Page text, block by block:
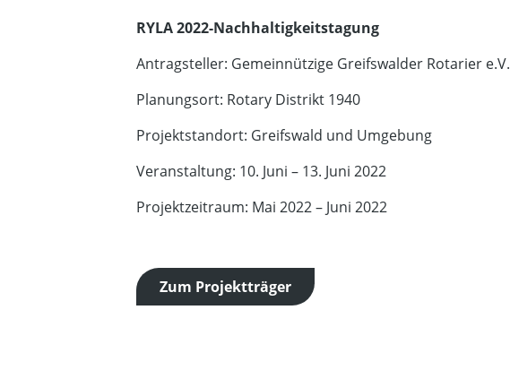
RYLA 2022-Nachhaltigkeitstagung
Antragsteller: Gemeinnützige Greifswalder Rotarier e.V.
Planungsort: Rotary Distrikt 1940
Projektstandort: Greifswald und Umgebung
Veranstaltung: 10. Juni – 13. Juni 2022
Projektzeitraum: Mai 2022 – Juni 2022
Zum Projektträger